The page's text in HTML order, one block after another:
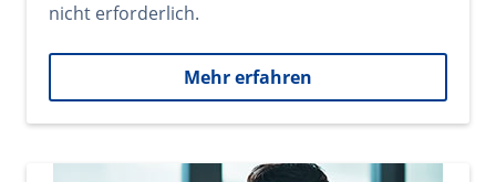
nicht erforderlich.
Mehr erfahren